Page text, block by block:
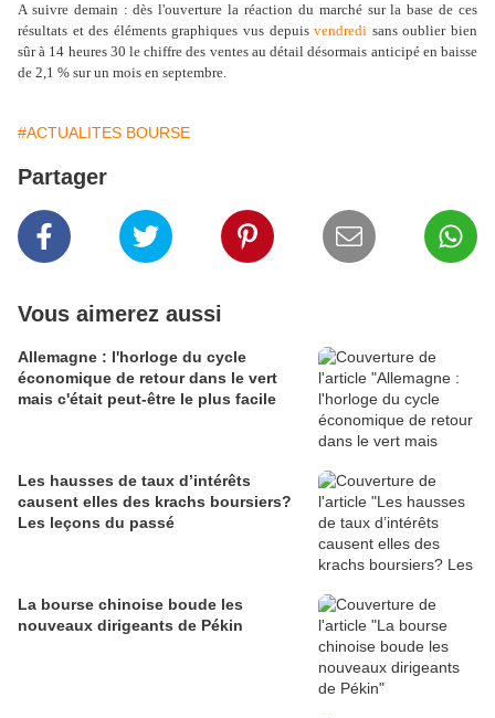
A suivre demain : dès l'ouverture la réaction du marché sur la base de ces
résultats et des éléments graphiques vus depuisvendredi sans oublier bien
sûr à 14 heures 30 le chiffre des ventes au détail désormais anticipé en baisse
de 2,1 % sur un mois en septembre.
#ACTUALITES BOURSE
Partager
Vous aimerez aussi
Allemagne : l'horloge du cycle
économique de retour dans le vert
mais c'était peut-être le plus facile
Les hausses de taux d’intérêts
causent elles des krachs boursiers?
Les leçons du passé
La bourse chinoise boude les
nouveaux dirigeants de Pékin